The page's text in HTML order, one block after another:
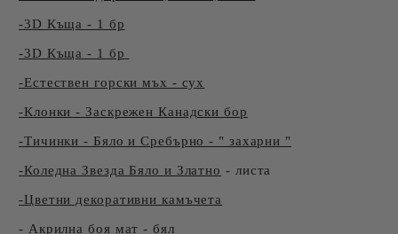
-3D Къща - 1 бр
-3D Къща - 1 бр
-Естествен горски мъх - сух
-Клонки - Заскрежен Канадски бор
-Тичинки - Бяло и Сребърно - " захарни "
-Коледна Звезда Бяло и Златно - листа
-Цветни декоративни камъчета
- Акрилна боя мат - бял